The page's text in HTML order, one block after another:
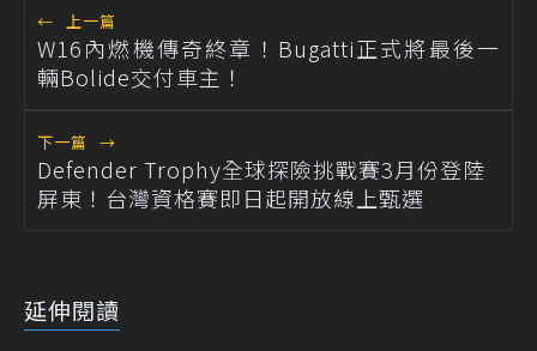
← 上一篇
W16內燃機傳奇終章！Bugatti正式將最後一
輛Bolide交付車主！
下一篇 →
Defender Trophy全球探險挑戰賽3月份登陸
屏東！台灣資格賽即日起開放線上甄選
延伸閱讀